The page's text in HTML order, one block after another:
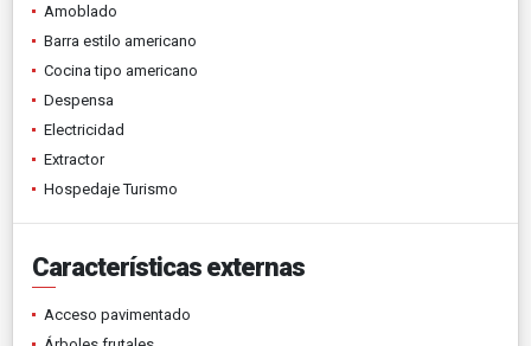
Amoblado
Barra estilo americano
Cocina tipo americano
Despensa
Electricidad
Extractor
Hospedaje Turismo
Características externas
Acceso pavimentado